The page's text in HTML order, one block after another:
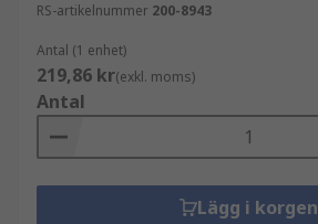
RS-artikelnummer 200-8943
Antal (1 enhet)
219,86 kr(exkl. moms)
Antal
Lägg i korgen